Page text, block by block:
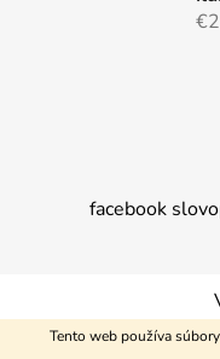
Tento web používa
facebook
Copyright 2026